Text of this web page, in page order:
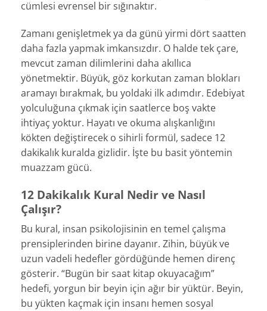
cümlesi evrensel bir sığınaktır.
Zamanı genişletmek ya da günü yirmi dört saatten
daha fazla yapmak imkansızdır. O halde tek çare,
mevcut zaman dilimlerini daha akıllıca
yönetmektir. Büyük, göz korkutan zaman blokları
aramayı bırakmak, bu yoldaki ilk adımdır. Edebiyat
yolculuğuna çıkmak için saatlerce boş vakte
ihtiyaç yoktur. Hayatı ve okuma alışkanlığını
kökten değiştirecek o sihirli formül, sadece 12
dakikalık kuralda gizlidir. İşte bu basit yöntemin
muazzam gücü.
12 Dakikalık Kural Nedir ve Nasıl
Çalışır?
Bu kural, insan psikolojisinin en temel çalışma
prensiplerinden birine dayanır. Zihin, büyük ve
uzun vadeli hedefler gördüğünde hemen direnç
gösterir. “Bugün bir saat kitap okuyacağım”
hedefi, yorgun bir beyin için ağır bir yüktür. Beyin,
bu yükten kaçmak için insanı hemen sosyal